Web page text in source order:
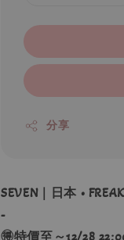
分享
SEVEN｜日本 •
-
🉐特價至～12/28